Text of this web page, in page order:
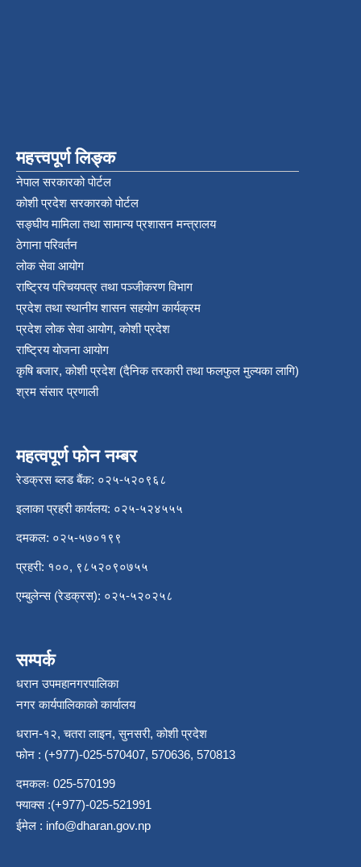
महत्त्वपूर्ण लिङ्क
नेपाल सरकारको पोर्टल
कोशी प्रदेश सरकारको पोर्टल
सङ्‍घीय मामिला तथा सामान्य प्रशासन मन्त्रालय
ठेगाना परिवर्तन
लोक सेवा आयोग
राष्ट्रिय परिचयपत्र तथा पञ्‍जीकरण विभाग
प्रदेश तथा स्थानीय शासन सहयोग कार्यक्रम
प्रदेश लोक सेवा आयोग, कोशी प्रदेश
राष्ट्रिय योजना आयोग
कृषि बजार, कोशी प्रदेश (दैनिक तरकारी तथा फलफुल मुल्यका लागि)
श्रम संसार प्रणाली
महत्वपूर्ण फोन नम्बर
रेडक्रस ब्लड बैंक: ०२५-५२०९६८
इलाका प्रहरी कार्यलय: ०२५-५२४५५५
दमकल: ०२५-५७०१९९
प्रहरी: १००, ९८५२०९०७५५
एम्बुलेन्स (रेडक्रस): ०२५-५२०२५८
सम्पर्क
धरान उपमहानगरपालिका
नगर कार्यपालिकाको कार्यालय
धरान-१२, चतरा लाइन, सुनसरी, कोशी प्रदेश
फोन : (+977)-025-570407, 570636, 570813
दमकलः 025-570199
फ्याक्स :(+977)-025-521991
ईमेल : info@dharan.gov.np